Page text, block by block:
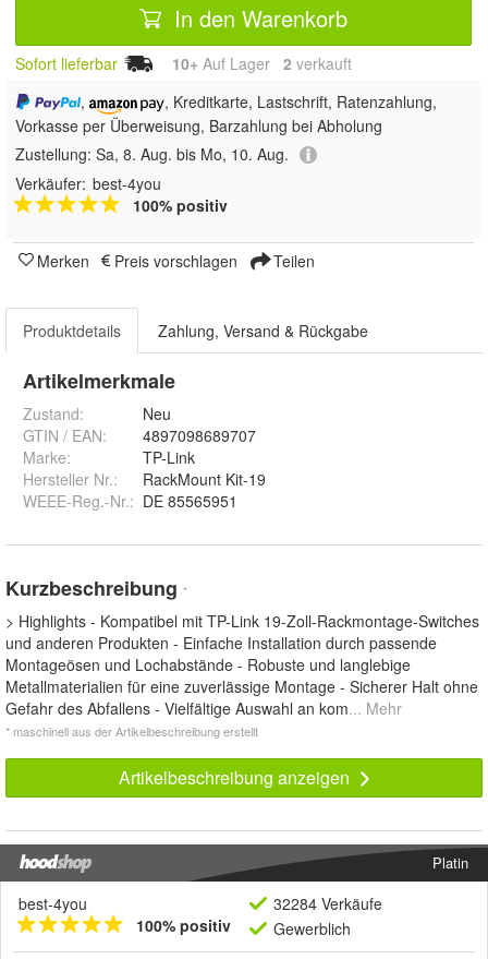
In den Warenkorb
Sofort lieferbar 10+ Auf Lager 2 verkauft
,
, Kreditkarte, Lastschrift, Ratenzahlung,
Vorkasse per Überweisung, Barzahlung bei Abholung
Zustellung: Sa, 8. Aug. bis Mo, 10. Aug.
Verkäufer: best-4you
100% positiv
Merken Preis vorschlagen Teilen
Produktdetails Zahlung, Versand & Rückgabe
Artikelmerkmale
Zustand:
Neu
GTIN / EAN:
4897098689707
Marke:
TP-Link
Hersteller Nr.:
RackMount Kit-19
WEEE-Reg.-Nr.: DE 85565951
Kurzbeschreibung *
> Highlights - Kompatibel mit TP-Link 19-Zoll-Rackmontage-Switches
und anderen Produkten - Einfache Installation durch passende
Montageösen und Lochabstände - Robuste und langlebige
Metallmaterialien für eine zuverlässige Montage - Sicherer Halt ohne
Gefahr des Abfallens - Vielfältige Auswahl an kom... Mehr
* maschinell aus der Artikelbeschreibung erstellt
Artikelbeschreibung anzeigen
Platin
best-4you
100% positiv
32284 Verkäufe
Gewerblich